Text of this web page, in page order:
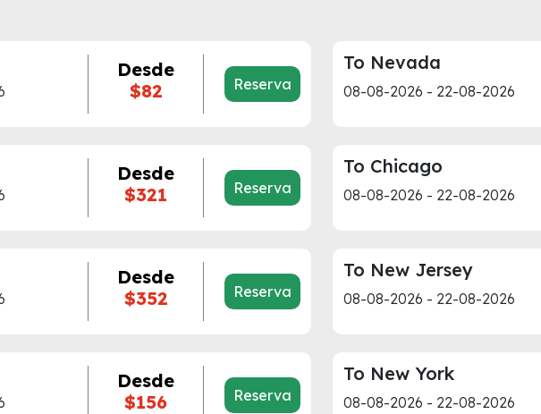
Desde
$82
Reserva
To Nevada
08-08-2026 - 22-08-2026
Desde
$321
Reserva
To Chicago
08-08-2026 - 22-08-2026
Desde
$352
Reserva
To New Jersey
08-08-2026 - 22-08-2026
Desde
$156
Reserva
To New York
08-08-2026 - 22-08-2026